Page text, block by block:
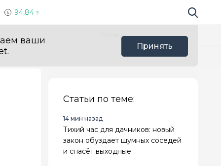
94,84 Поиск по
ваши
Принять
Польза
Статьи по теме:
14 мин назад
Тихий час для дачников: новый
закон обуздает шумных соседей
и спасёт выходные